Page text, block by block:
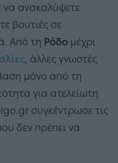
να ανακαλύψετε
βουτιές σε
Από τη Ρόδο μέχρι
, άλλες γνωστές
μόνο από τη
για ατελείωτη
συγκέντρωσε τις
δεν πρέπει να